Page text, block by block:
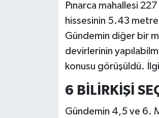
Pınarca mahallesi
hissesinin 5.43
Gündemin diğer bir
devirlerinin
konusu görüşüldü.
6 BİLİRKİŞİ
Gündemin 4,5 ve 6.